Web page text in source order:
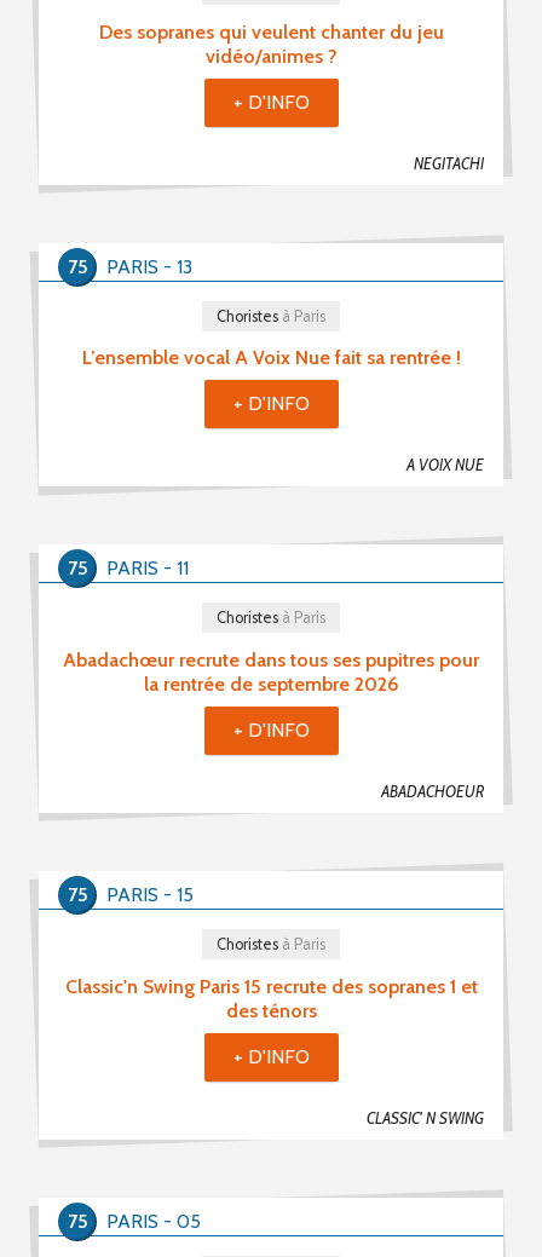
Des sopranes qui veulent chanter du jeu
vidéo/animes ?
NEGITACHI
+ D'INFO
L’ensemble vocal A Voix Nue fait sa rentrée !
A VOIX NUE
Choristes à Paris
PARIS - 13
75
+ D'INFO
Abadachœur recrute dans tous ses pupitres pour
la rentrée de septembre 2026
ABADACHOEUR
Choristes à Paris
PARIS - 11
75
+ D'INFO
Classic'n Swing Paris 15 recrute des sopranes 1 et
des ténors
CLASSIC' N SWING
Choristes à Paris
PARIS - 15
75
+ D'INFO
PARIS - 05
75